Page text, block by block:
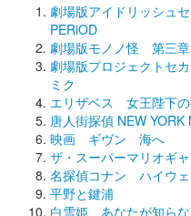
劇場版アイドリッシュ
PERiOD
劇場版モノノ怪 第三
劇場版プロジェクトセ
ミク
エリザベス 女王陛下
唐人街探偵 NEW YORK
映画 ギヴン 海へ
ザ・スーパーマリオギ
名探偵コナン ハイウェ
平野と鍵浦
白雪姫 あなたが知ら